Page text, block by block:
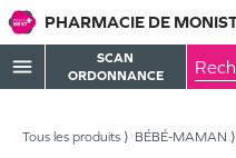
PHARMACIE DE
menu
SCAN
ORDONNANCE
Tous les produits BÉBÉ-MAMAN